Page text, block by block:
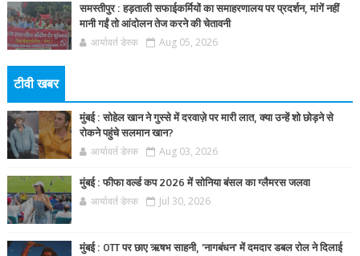
समस्तीपुर : हड़ताली सफाईकर्मियों का समाहरणालय पर प्रदर्शन, मांगें नहीं
मानी गईं तो आंदोलन तेज करने की चेतावनी
आर्यावर्त डेस्क Aug 05, 2026
टीवी खबर
मुंबई : सोहेल खान ने गुस्से में दरवाज़े पर मारी लात, क्या उन्हें शो छोड़ने से
रोकने पहुंचे सलमान खान?
आर्यावर्त डेस्क Aug 03, 2026
मुंबई : फीफा वर्ल्ड कप 2026 में सोनिया बंसल का ग्लैमरस जलवा
आर्यावर्त डेस्क Jul 30, 2026
मुंबई : OTT पर छाए ऋषभ साहनी, 'नागबंधन' में दमदार डबल रोल ने दिलाई